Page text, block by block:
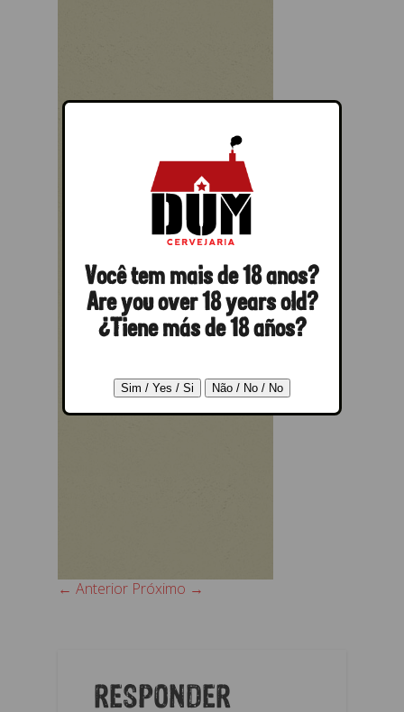
← Anterior Próximo →
RESPONDER
Você tem mais de 18 anos?
Are you over 18 years old?
¿Tiene más de 18 años?